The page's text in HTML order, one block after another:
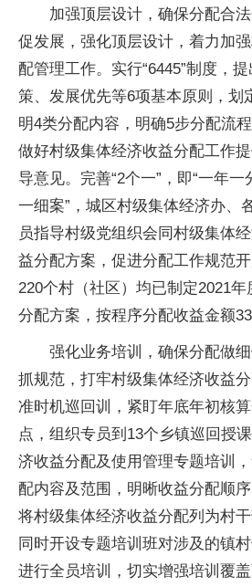
加强顶层设计，确保分配合
促发展，强化顶层设计，着力加
配管理工作。实行“6445”制度，
策、发展优先等6项基本原则，划
明4类分配内容，明确5步分配流
做好村级集体经济收益分配工作
导意见。完善“2个一”，即“一年一
一细案”，城区村级集体经济办、
员指导村级党组织会同村级集体
益分配方案，促进分配工作规范
220个村（社区）均已制定2021
分配方案，按程序分配收益金额
强化业务培训，确保分配做
抓规范，打牢村级集体经济收益
准时机巡回训，紧盯年底年初核
点，组织专员到13个乡镇巡回授
济收益分配及使用管理专题培训
配内容及范围，明晰收益分配顺
将村级集体经济收益分配列为村干
同时开设专题培训班对涉及的镇
进行全员培训，切实增强培训覆